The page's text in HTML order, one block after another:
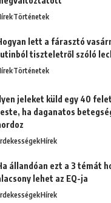
Történetek
lett a fárasztó
tiszteletről szóló
Történetek
jeleket küld egy 40
ha daganatos
Hírek
állandóan ezt a 3 témát
lehet az EQ-ja
Hírek